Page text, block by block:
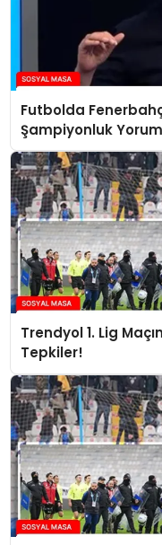
Futbolda
Şampiyonluk
Trendyol 1. Lig
Tepkiler!